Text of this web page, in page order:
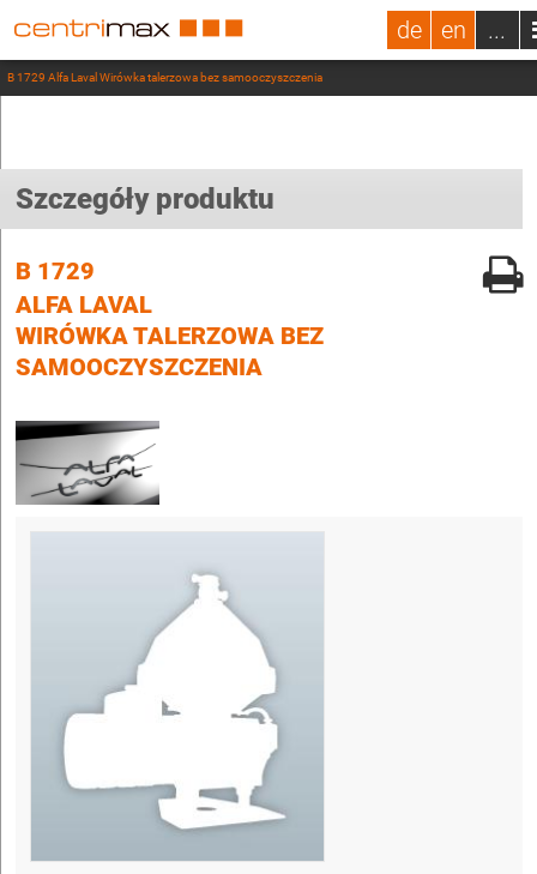
de en ...
B 1729 Alfa Laval Wirówka talerzowa bez samooczyszczenia
Szczegóły produktu
B 1729
ALFA LAVAL
WIRÓWKA TALERZOWA BEZ
SAMOOCZYSZCZENIA